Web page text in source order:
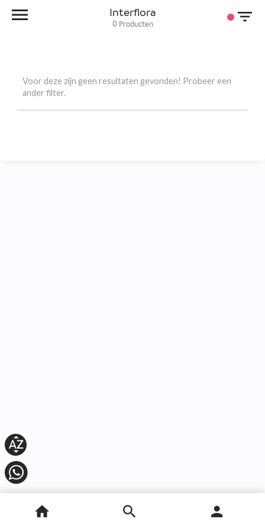
Interflora
0 Producten
Voor deze zijn geen resultaten gevonden! Probeer een
ander filter.